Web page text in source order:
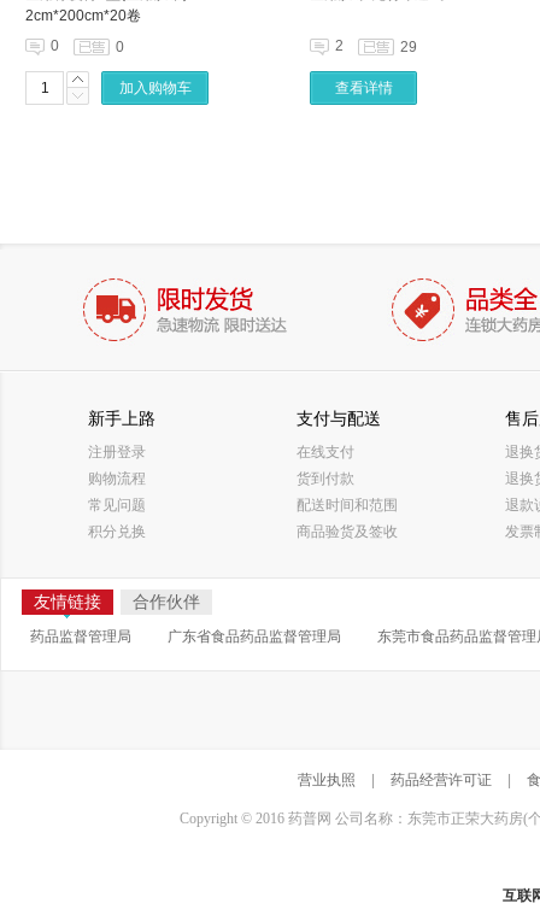
2cm*200cm*20卷
0
0
加入购物车
2 29
查看详情
新手上路
注册登录
购物流程
常见问题
积分兑换
支付与配送
在线支付
货到付款
配送时间和范围
商品验货及签收
售
退换
退换
退款
发票
友情链接 合作伙伴
药品监督管理局 广东省食品药品监督管理局 东莞市食品药品监督管理
营业执照 药品经营许可证
Copyright © 2016 药普网 公司名称：东莞市正荣大药房(
互联